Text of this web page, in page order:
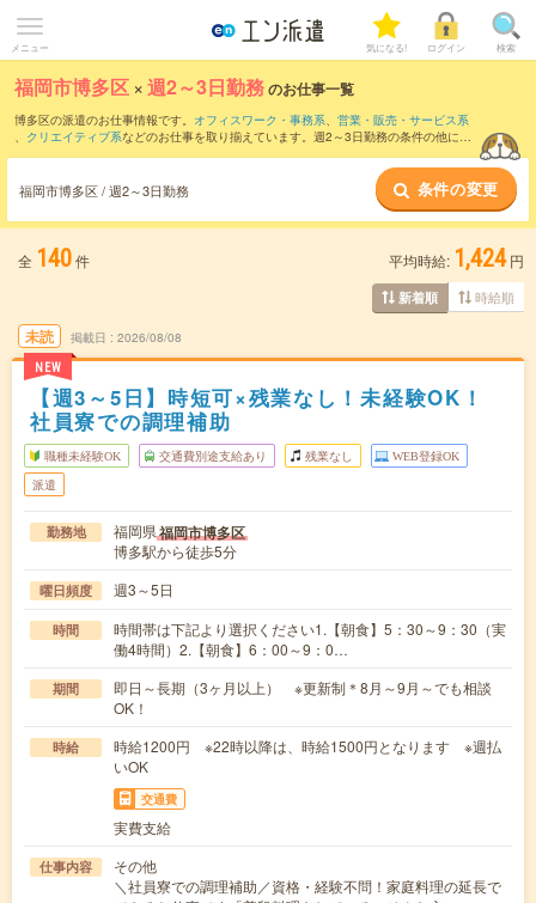
メニュー 気になる! ログイン 検索
福岡市博多区 ×週2～3日勤務のお仕事一覧
博多区の派遣のお仕事情報です。 オフィスワーク・事務系、 営業・販売・サービス系
、 クリエイティブ系などのお仕事を取り揃えています。週2～3日勤務の条件の他に、
福岡市博多区 / 週2～3日勤務 条件の変更
全 140件 平均時給: 1,424 円
新着順 時給順
未読
NEW
掲載日 2026/08/08
【週3～5日】時短可×残業なし！未経験OK！
社員寮での調理補助
職種未経験OK 交通費別途支給あり 残業なし WEB登録OK
派遣
勤務地 福岡県福岡市博多区
博多駅から徒歩5分
曜日頻度 週3～5日
時間
時間帯は下記より選択ください1.【朝食】5：30～9：30（実
働4時間）2.【朝食】6：00～9：0…
期間
即日～長期（3ヶ月以上） ※更新制＊8月～9月～でも相談
OK！
時給
時給1200円 ※22時以降は、時給1500円となります ※週払
いOK
交通費
実費支給
仕事内容
その他
＼社員寮での調理補助／資格・経験不問！家庭料理の延長で